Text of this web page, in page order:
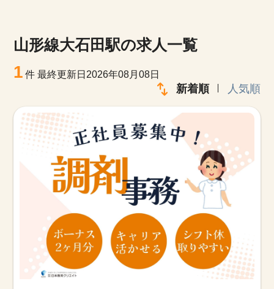
見学会・イベント情報
よくあるご質問
お知らせ
医療事務求人ドットコムとは
サイトの使い方
就職サポート
人材をお探しの医療機関・企業様
山形線大石田駅の求人一覧
1 件最終更新日2026年08月08日
新着順 人気順
甲信越・北陸 中国・四国